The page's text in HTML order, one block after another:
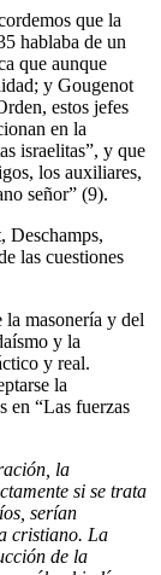
que la
hablaba de un
que aunque
y Gougenot
estos jefes
en la
israelitas”, y que
los auxiliares,
señor” (9).
Deschamps,
las cuestiones
la masonería y del
y la
y real.
la
en “Las fuerzas
la
si se trata
serían
cristiano. La
de la